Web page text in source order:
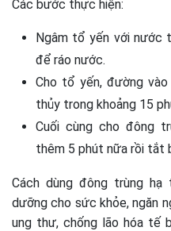
Các bước thực hiện:
Ngâm tổ yến với nước
để ráo nước.
Cho tổ yến, đường
thủy trong khoảng 15
Cuối cùng cho đông
thêm 5 phút nữa rồi tắt
Cách dùng đông trùng hạ
dưỡng cho sức khỏe, ngăn
ung thư, chống lão hóa tế